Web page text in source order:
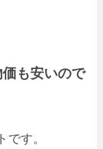
も安いので
す。